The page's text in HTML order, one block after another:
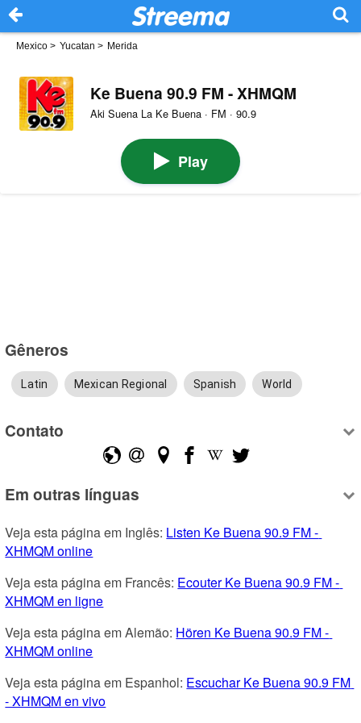
Mexico > Yucatan > Merida
Ke Buena 90.9 FM - XHMQM
Aki Suena La Ke Buena · FM · 90.9
Play
Gêneros
Latin Mexican Regional Spanish World
Contato
Em outras línguas
Veja esta página em Inglês: Listen Ke Buena 90.9 FM -
XHMQM online
Veja esta página em Francês: Ecouter Ke Buena 90.9 FM -
XHMQM en ligne
Veja esta página em Alemão: Hören Ke Buena 90.9 FM -
XHMQM online
Veja esta página em Espanhol: Escuchar Ke Buena 90.9 FM
- XHMQM en vivo